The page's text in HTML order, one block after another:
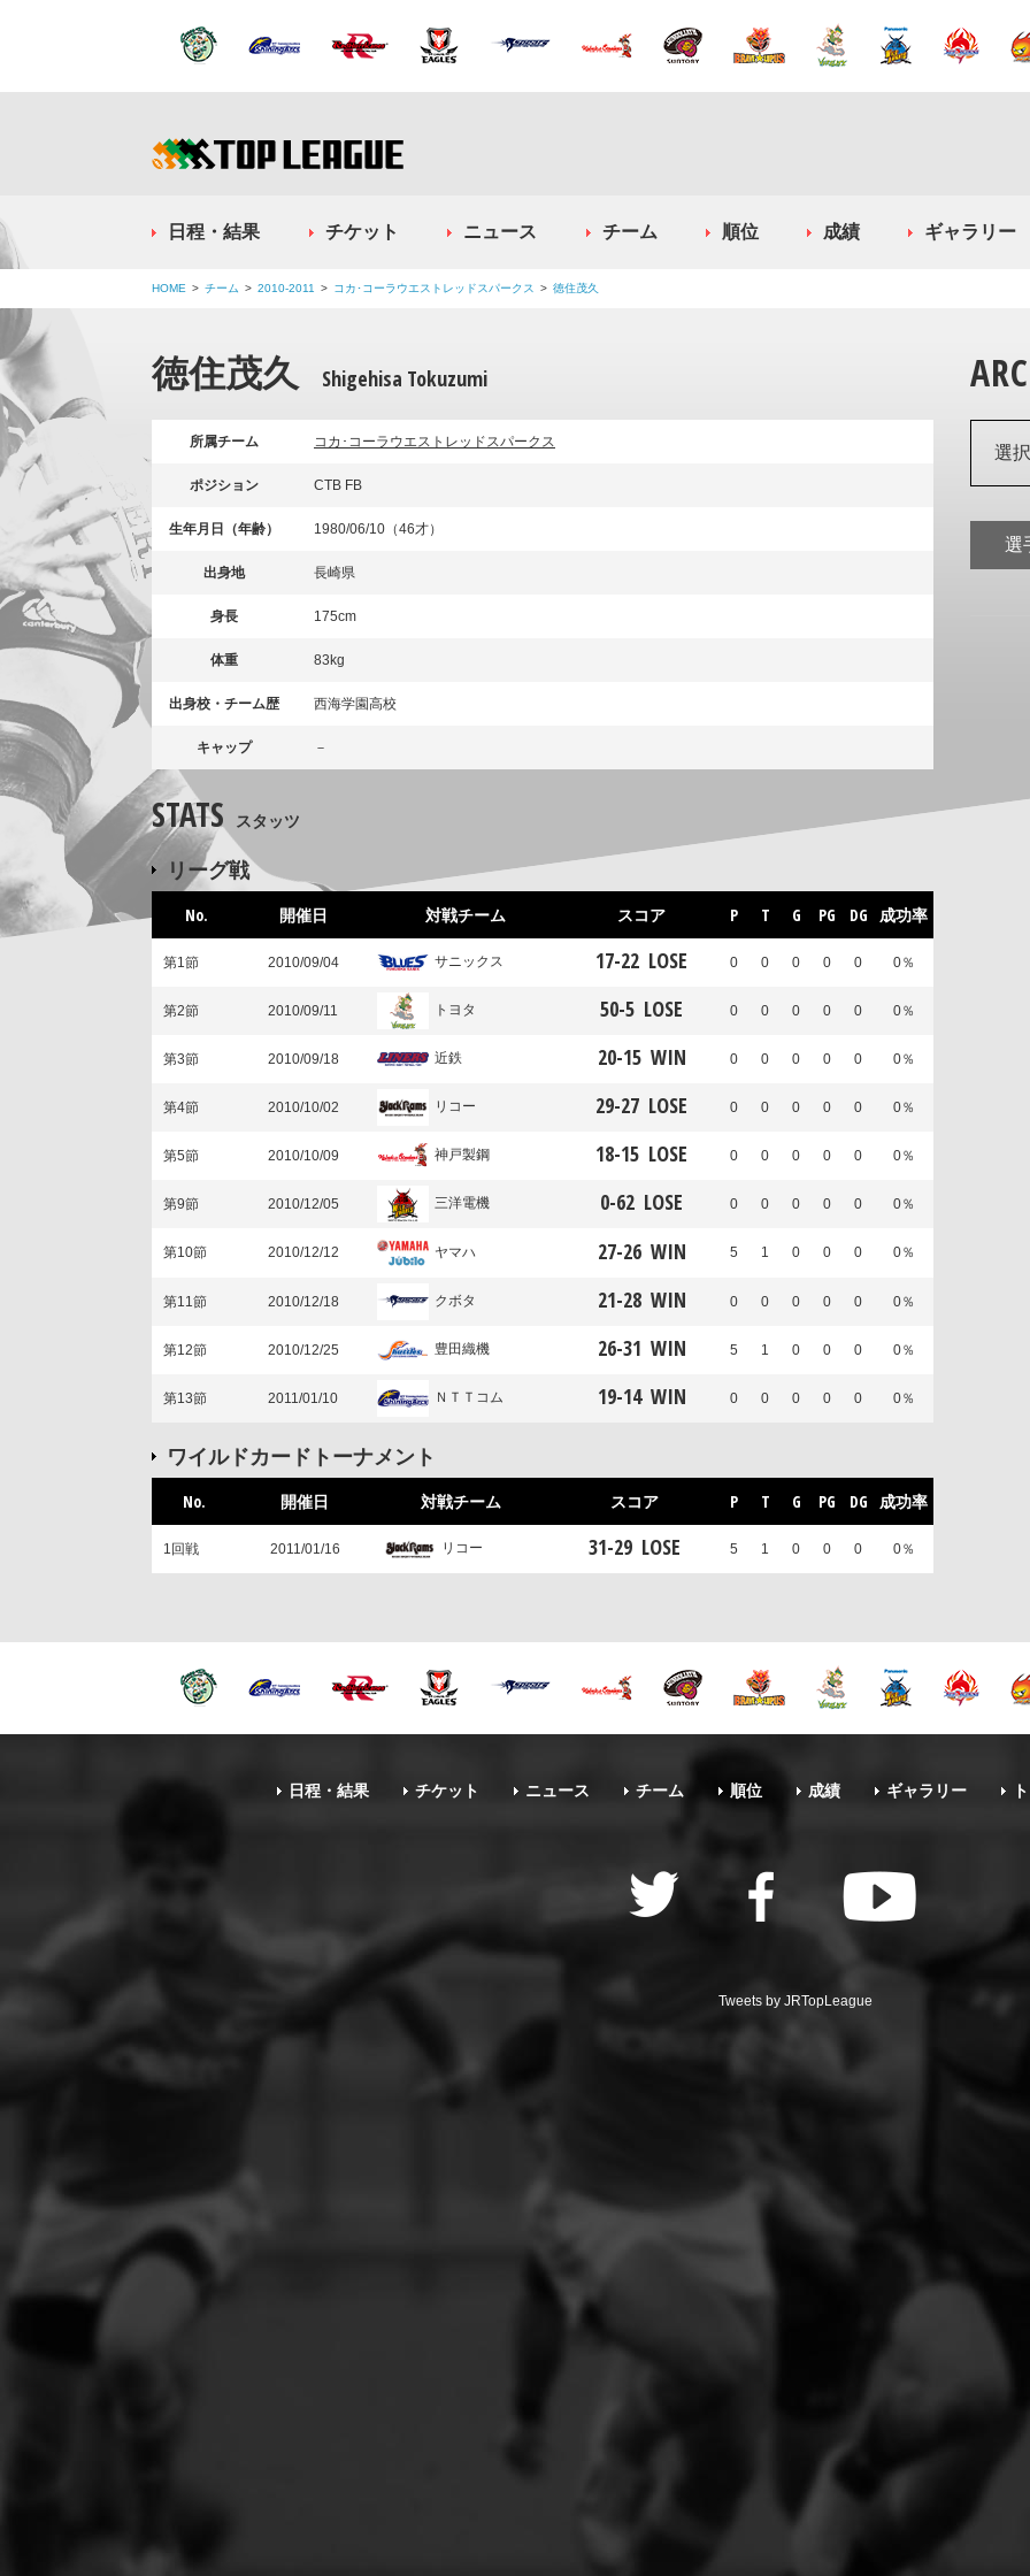
日程・結果 チケット ニュース チーム 順位 成績 ギャラリー
HOME チーム 2010-2011 コカ･コーラウエストレッドスパークス 徳住茂久
徳住茂久 Shigehisa Tokuzumi
所属チーム コカ･コーラウエストレッドスパークス
ポジション CTB FB
生年月日（年齢） 1980/06/10（46才）
出身地 長崎県
身長 175cm
体重 83kg
出身校・チーム歴 西海学園高校
キャップ －
STATS スタッツ
リーグ戦
No. 開催日 対戦チーム スコア P T G PG DG 成功率
第1節 2010/09/04 サニックス 17-22 LOSE 0 0 0 0 0 0％
第2節 2010/09/11 トヨタ 50-5 LOSE 0 0 0 0 0 0％
第3節 2010/09/18 近鉄 20-15 WIN 0 0 0 0 0 0％
第4節 2010/10/02 リコー 29-27 LOSE 0 0 0 0 0 0％
第5節 2010/10/09 神戸製鋼 18-15 LOSE 0 0 0 0 0 0％
第9節 2010/12/05 三洋電機 0-62 LOSE 0 0 0 0 0 0％
第10節 2010/12/12 ヤマハ 27-26 WIN 5 1 0 0 0 0％
第11節 2010/12/18 クボタ 21-28 WIN 0 0 0 0 0 0％
第12節 2010/12/25 豊田織機 26-31 WIN 5 1 0 0 0 0％
第13節 2011/01/10 ＮＴＴコム 19-14 WIN 0 0 0 0 0 0％
ワイルドカードトーナメント
No. 開催日 対戦チーム スコア P T G PG DG 成功率
1回戦 2011/01/16 リコー 31-29 LOSE 5 1 0 0 0 0％
選
選
日程・結果 チケット ニュース チーム 順位 成績 ギャラリー
Tweets by JRTopLeague